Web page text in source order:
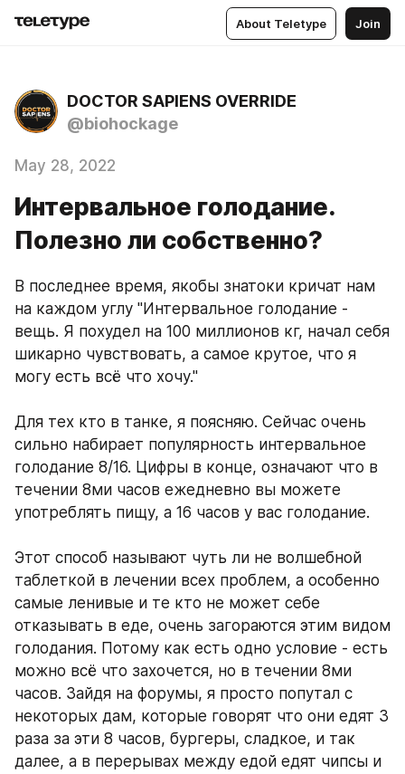
About Teletype Join
DOCTOR SAPIENS OVERRIDE
@biohockage
May 28, 2022
Интервальное голодание.
Полезно ли собственно?
В последнее время, якобы знатоки кричат нам
на каждом углу "Интервальное голодание -
вещь. Я похудел на 100 миллионов кг, начал себя
шикарно чувствовать, а самое крутое, что я
могу есть всё что хочу."
Для тех кто в танке, я поясняю. Сейчас очень
сильно набирает популярность интервальное
голодание 8/16. Цифры в конце, означают что в
течении 8ми часов ежедневно вы можете
употреблять пищу, а 16 часов у вас голодание.
Этот способ называют чуть ли не волшебной
таблеткой в лечении всех проблем, а особенно
самые ленивые и те кто не может себе
отказывать в еде, очень загораются этим видом
голодания. Потому как есть одно условие - есть
можно всё что захочется, но в течении 8ми
часов. Зайдя на форумы, я просто попутал с
некоторых дам, которые говорят что они едят 3
раза за эти 8 часов, бургеры, сладкое, и так
далее, а в перерывах между едой едят чипсы и